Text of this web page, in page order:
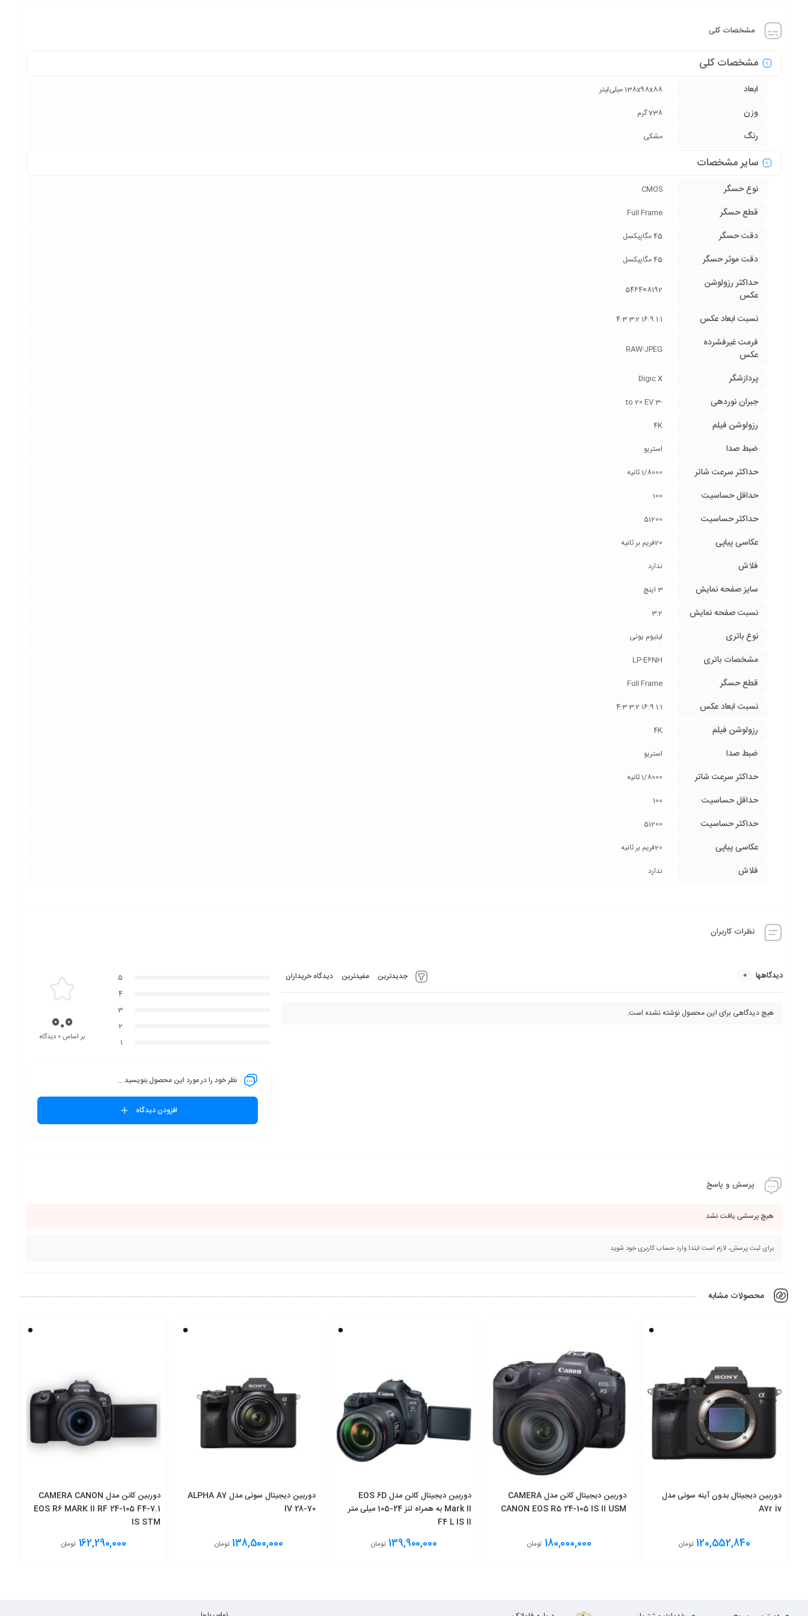
مشخصات کلی
مشخصات کلی
ابعاد 138x98x88 میلی‌لیتر
وزن 738 گرم
رنگ مشکی
سایر مشخصات
نوع حسگر CMOS
قطع حسگر Full Frame
دقت حسگر 45 مگاپیکسل
دقت موثر حسگر 45 مگاپیکسل
حداکثر رزولوشن
عکس
8192×5464
نسبت ابعاد عکس 1:1 16:9 3:2 4:3
فرمت غیرفشرده
عکس
RAW-JPEG
پردازشگر Digic X
جبران نوردهی -3 to 20 EV
رزولوشن فیلم 4K
ضبط صدا استریو
حداکثر سرعت شاتر 1/8000 ثانیه
حداقل حساسیت 100
حداکثر حساسیت 51200
عکاسی پیاپی 20فریم بر ثانیه
فلاش ندارد
سایز صفحه نمایش 3 اینچ
نسبت صفحه نمایش 3:2
نوع باتری لیتیوم یونی
مشخصات باتری LP-E6NH
قطع حسگر Full Frame
نسبت ابعاد عکس 1:1 16:9 3:2 4:3
رزولوشن فیلم 4K
ضبط صدا استریو
حداکثر سرعت شاتر 1/8000 ثانیه
حداقل حساسیت 100
حداکثر حساسیت 51200
عکاسی پیاپی 20فریم بر ثانیه
فلاش ندارد
نظرات کاربران
دیدگاهها 0 جدیدترین مفیدترین دیدگاه خریداران
هیچ دیدگاهی برای این محصول نوشته نشده است.
5
4
3
2
1
0.0
بر اساس 0 دیدگاه
نظر خود را در مورد این محصول بنویسید ...
افزودن دیدگاه
پرسش و پاسخ
هیچ پرسشی یافت نشد
برای ثبت پرسش، لازم است ابتدا وارد حساب کاربری خود شوید
محصولات مشابه
دوربین دیجیتال بدون آینه سونی مدل
A7r iv
120,552,840 تومان
دوربین دیجیتال کانن مدل CAMERA
CANON EOS R5 24-105 IS II USM
180,000,000 تومان
دوربین دیجیتال کانن مدل EOS 6D
Mark II به همراه لنز 24-105 میلی متر
F4 L IS II
139,900,000 تومان
دوربین دیجیتال سونی مدل ALPHA A7
IV 28-70
138,500,000 تومان
دوربین کانن مدل CAMERA CANON
EOS R6 MARK II RF 24-105 F4-7.1
IS STM
162,290,000 تومان